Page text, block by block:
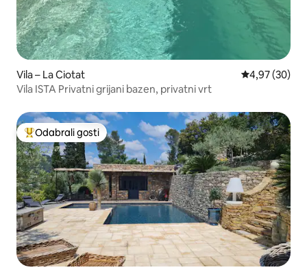
Vila – La Ciotat Prosječna
4,97 (30)
Vila ISTA Privatni grijani bazen, privatni vrt
Među najviše rangiranima s oznakom „Odabrali gosti”
Odabrali gosti